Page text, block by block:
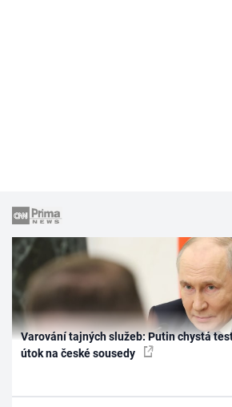
Varování tajných služeb: Putin chystá
útok na české sousedy